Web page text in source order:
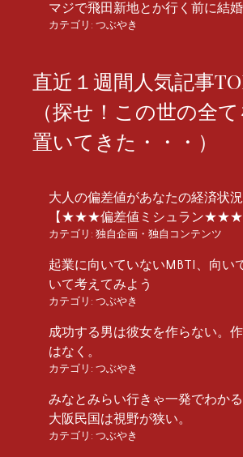
マジで飛田新地とか行く前に結
カテゴリ: つぶやき
直近１週間人気記事
（探せ！この世の全
置いてきた・・・）
大人の偏差値があなたの経済状
【★★★偏差値ミシュラン★★★
カテゴリ: 独自企画・独自コンテンツ
起業に向いていないMBTI、向い
いて考えてみよう
カテゴリ: つぶやき
成功する男は彼女を作らない。
はなく。
カテゴリ: つぶやき
みなとみらい行きゃ一発でわか
大阪民国は視野が狭い。
カテゴリ: つぶやき